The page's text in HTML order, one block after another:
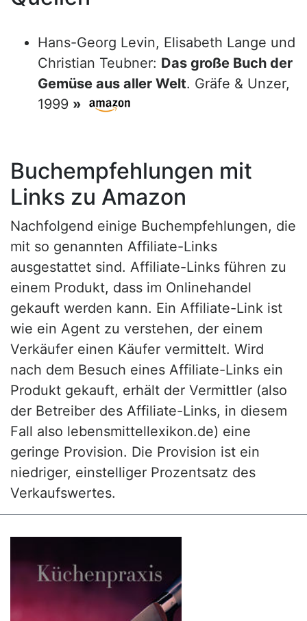
Hans-Georg Levin, Elisabeth Lange und
Christian Teubner: Das große Buch der
Gemüse aus aller Welt. Gräfe & Unzer,
1999 »
Buchempfehlungen mit
Links zu Amazon
Nachfolgend einige Buchempfehlungen, die
mit so genannten Affiliate-Links
ausgestattet sind. Affiliate-Links führen zu
einem Produkt, dass im Onlinehandel
gekauft werden kann. Ein Affiliate-Link ist
wie ein Agent zu verstehen, der einem
Verkäufer einen Käufer vermittelt. Wird
nach dem Besuch eines Affiliate-Links ein
Produkt gekauft, erhält der Vermittler (also
der Betreiber des Affiliate-Links, in diesem
Fall also lebensmittellexikon.de) eine
geringe Provision. Die Provision ist ein
niedriger, einstelliger Prozentsatz des
Verkaufswertes.